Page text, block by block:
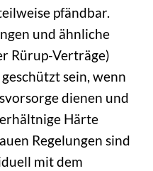
pfändbar.
und ähnliche
Rürup-Verträge)
sein, wenn
dienen und
Härte
Regelungen sind
mit dem